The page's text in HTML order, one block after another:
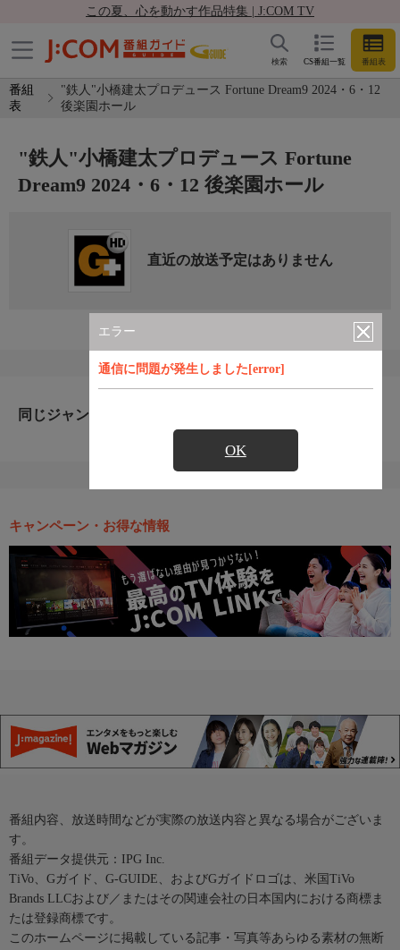
この夏、心を動かす作品特集 | J:COM TV
CS番組一覧 番組表
検索
番組
表
"鉄人"小橋建太プロデュース Fortune Dream9 2024・6・12
後楽園ホール
エラー
通信に問題が発生しました[error]
OK
"鉄人"小橋建太プロデュース Fortune
Dream9 2024・6・12 後楽園ホール
直近の放送予定はありません
同じジャンルのおすすめ番組
キャンペーン・お得な情報
番組内容、放送時間などが実際の放送内容と異なる場合がございま
す。
番組データ提供元：IPG Inc.
TiVo、Gガイド、G-GUIDE、およびGガイドロゴは、米国TiVo
Brands LLCおよび／またはその関連会社の日本国内における商標ま
たは登録商標です。
このホームページに掲載している記事・写真等あらゆる素材の無断